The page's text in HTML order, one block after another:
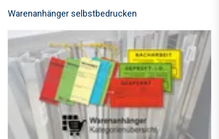
Warenanhänger selbstbedrucken